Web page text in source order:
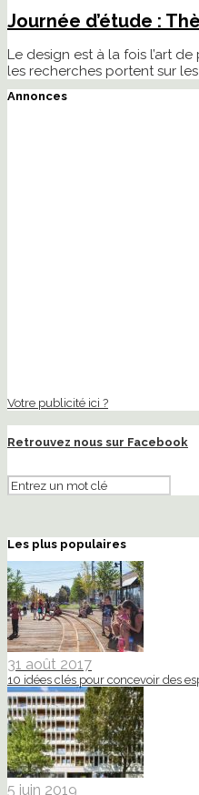
Journée d’étude :
Le design est à la fois l’art
les recherches portent sur
Annonces
Votre publicité ici ?
Retrouvez nous sur Facebook
Les plus populaires
31 août 2017
10 idées clés pour concevoir des
5 juin 2019